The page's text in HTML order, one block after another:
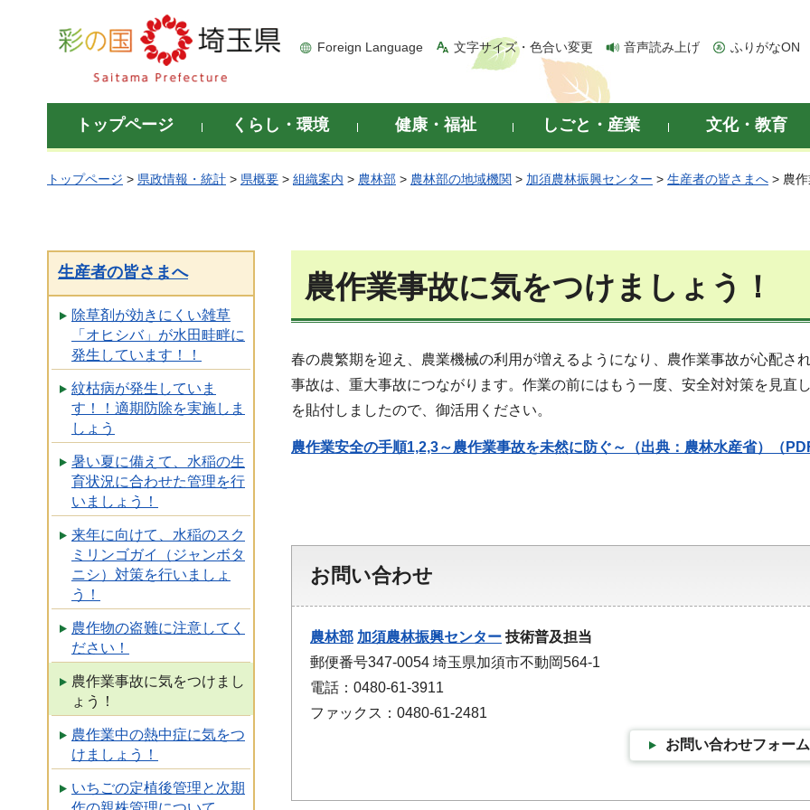
彩の国 埼玉県
Foreign Language 文字サイズ・色合い変更 音声読み上げ ふりがなON
トップページ くらし・環境 健康・福祉 しごと・産業 文化・教育
トップページ > 県政情報・統計 > 県概要 > 組織案内 > 農林部 > 農林部の地域機関 > 加須農林振興センター > 生産者の皆さまへ > 農
生産者の皆さまへ
除草剤が効きにくい雑草
「オヒシバ」が水田畦畔に
発生しています！！
紋枯病が発生していま
す！！適期防除を実施しま
しょう
暑い夏に備えて、水稲の生
育状況に合わせた管理を行
いましょう！
来年に向けて、水稲のスク
ミリンゴガイ（ジャンボタ
ニシ）対策を行いましょ
う！
農作物の盗難に注意してく
ださい！
農作業事故に気をつけまし
ょう！
農作業中の熱中症に気をつ
けましょう！
いちごの定植後管理と次期
農作業事故に気をつけましょう！
春の農繁期を迎え、農業機械の利用が増えるようになり、農作業事故が心配さ
事故は、重大事故につながります。作業の前にはもう一度、安全対対策を見直
を貼付しましたので、御活用ください。
農作業安全の手順1,2,3～農作業事故を未然に防ぐ～（出典：農林水産省）（
お問い合わせ
農林部 加須農林振興センター 技術普及担当
郵便番号347-0054 埼玉県加須市不動岡564-1
電話：0480-61-3911
ファックス：0480-61-2481
お問い合わせフォーム